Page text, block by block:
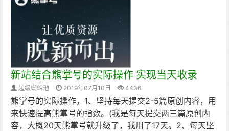
新站结合熊掌号的实际操作 实现当天收录
超级蜘蛛池 2019年07月10日 4436
熊掌号的实际操作，1、坚持每天提交2-5篇原创内容，用
来快速提高熊掌号的指数。(我是每天提交两三篇原创内
容，大概20天熊掌号就升级了，我用了17天。2、每天坚